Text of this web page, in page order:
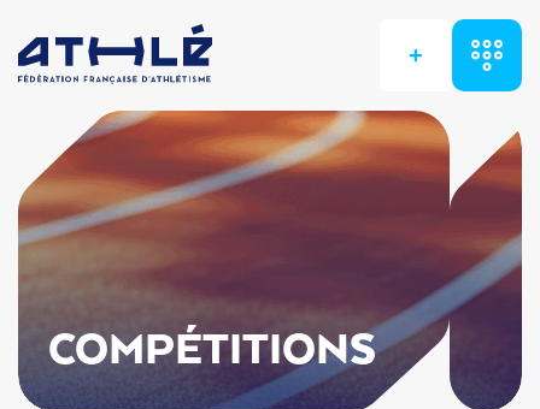
+
COMPÉTITIONS